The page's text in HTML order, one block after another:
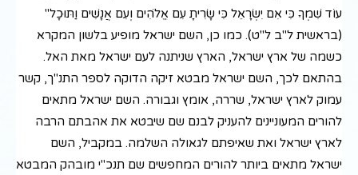
עוֹד שִׁמְךָ כִּי אִם יִשְׂרָאֵל כִּי שָׂרִיתָ עִם אֱלֹהִים וְעִם אֲנָשִׁים וַתּוּכָל"
(בראשית ל"ב ל"ט). כמו כן, השם ישראל מופיע בלשון המקרא
כשמה של ארץ ישראל, הארץ שניתנה לעם ישראל מאת האל.
בהתאם לכך, השם ישראל מבטא זיקה הדוקה לספר התנ"ך, קשר
עמוק לארץ ישראל, שררה, אומץ וגבורה. השם ישראל מתאים
להורים המעוניינים להעניק לבנם שם שיבטא את אהבתם הרבה
לארץ ישראל ואת שאיפתם לגאולה השלמה. במקביל, השם
ישראל מתאים ביותר להורים המחפשים שם תנכ"י מובהק המבטא